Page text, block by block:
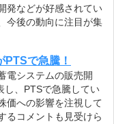
発などが好感されてい
今後の動向に注目が集
PTSで急騰！
電システムの販売開
し、PTSで急騰してい
価への影響を注視して
るコメントも見受けら